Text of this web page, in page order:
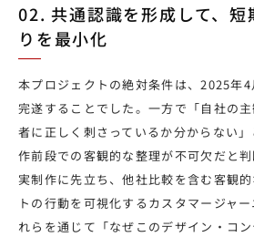
02. 共通認識を形成して、短
りを最小化
本プロジェクトの絶対条件は、2025年4
完遂することでした。一方で「自社の
者に正しく刺さっているか分からない
作前段での客観的な整理が不可欠だと判
実制作に先立ち、他社比較を含む客観
トの行動を可視化するカスタマージャ
れらを通じて「なぜこのデザイン・コン